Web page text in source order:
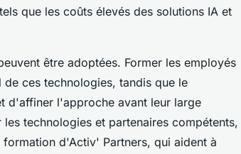
que les coûts élevés des solutions IA et
être adoptées. Former les employés
ces technologies, tandis que le
d'affiner l'approche avant leur large
technologies et partenaires compétents,
d'Activ' Partners, qui aident à